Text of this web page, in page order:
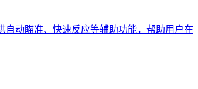
动瞄准、快速反应等辅助功能，帮助用户在